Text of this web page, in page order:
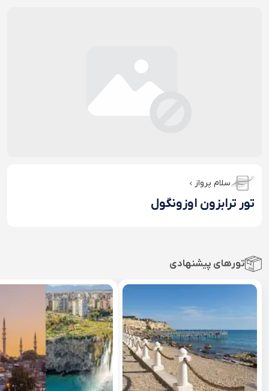
سلام پرواز
تور ترابزون اوزونگول
تورهای پیشنهادی